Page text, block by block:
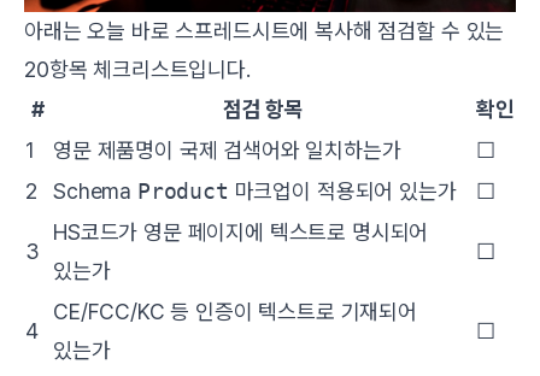
아래는 오늘 바로 스프레드시트에 복사해 점검할 수 있는
20항목 체크리스트입니다.
#
점검 항목
확인
1
영문 제품명이 국제 검색어와 일치하는가
☐
2
Schema Product 마크업이 적용되어 있는가 ☐
3
HS코드가 영문 페이지에 텍스트로 명시되어
있는가
☐
4
CE/FCC/KC 등 인증이 텍스트로 기재되어
있는가
☐